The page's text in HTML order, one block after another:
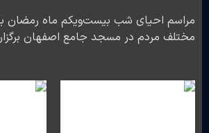
مراسم احیای شب بیست‌ویکم ماه رمضان
مختلف مردم در مسجد جامع اصفهان